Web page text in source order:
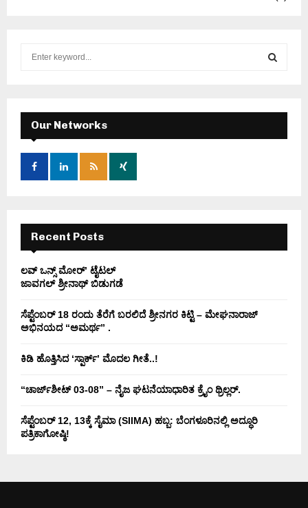
f
o
:
E
A
H
Our Networks
Recent Posts
ಲವ್ ಒನ್ಸ್ ಮೋರ್’ ಟೈಟಲ್
ಜಾವಗಲ್ ಶ್ರೀನಾಥ್ ಬಿಡುಗಡೆ
ಸೆಪ್ಟೆಂಬರ್ 18 ರಂದು ತೆರೆಗೆ ಬರಲಿದೆ ಶ್ರೀನಗರ ಕಿಟ್ಟಿ – ಮೇಘನಾರಾಜ್
ಅಭಿನಯದ “ಅಮರ್ಥ” .
ಕಿಡಿ‌‌ ಹೊತ್ತಿಸಿದ ‘ಸ್ಪಾರ್ಕ್’ ಮೊದಲ‌ ಗೀತೆ..!
“ಚಾರ್ಜ್‌ಶೀಟ್ 03-08” – ನೈಜ ಘಟನೆಯಾಧಾರಿತ ಕ್ರೈಂ ಥ್ರಿಲ್ಲರ್.
ಸೆಪ್ಟೆಂಬರ್ 12, 13ಕ್ಕೆ ಸೈಮಾ (SIIMA) ಹಬ್ಬ: ಬೆಂಗಳೂರಿನಲ್ಲಿ ಅದ್ಧೂರಿ
ಪತ್ರಿಕಾಗೋಷ್ಠಿ!